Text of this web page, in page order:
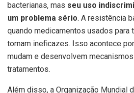
bacterianas, mas seu uso
um problema sério. A resistência
quando medicamentos usados para
tornam ineficazes. Isso acontece
mudam e desenvolvem
tratamentos.
Além disso, a Organização Mundial